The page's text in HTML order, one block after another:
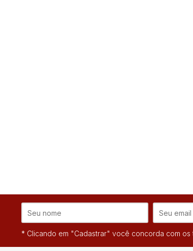
* Clicando em "Cadastrar" você concorda com